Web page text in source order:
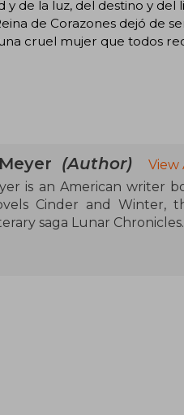
de la luz, del destino y
de Corazones dejó de
cruel mujer que todos
(Author)
View
is an American writer
Cinder and Winter,
saga Lunar Chronicles.
born in Tacoma and